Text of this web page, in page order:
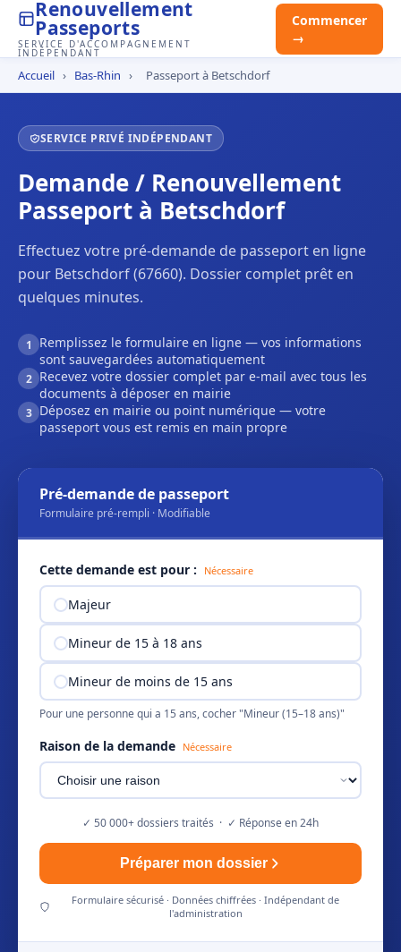
Renouvellement
Passeports
SERVICE D'ACCOMPAGNEMENT
INDÉPENDANT
Commencer
→
Accueil › Bas-Rhin › Passeport à Betschdorf
SERVICE PRIVÉ INDÉPENDANT
Demande / Renouvellement
Passeport à Betschdorf
Effectuez votre pré-demande de passeport en ligne
pour Betschdorf (67660). Dossier complet prêt en
quelques minutes.
1
Remplissez le formulaire en ligne — vos informations
sont sauvegardées automatiquement
2 Recevez votre dossier complet par e-mail avec tous les
documents à déposer en mairie
3 Déposez en mairie ou point numérique — votre
passeport vous est remis en main propre
Pré-demande de passeport
Formulaire pré-rempli · Modifiable
Cette demande est pour : Nécessaire
Majeur
Mineur de 15 à 18 ans
Mineur de moins de 15 ans
Pour une personne qui a 15 ans, cocher "Mineur (15–18 ans)"
Raison de la demande Nécessaire
✓ 50 000+ dossiers traités · ✓ Réponse en 24h
Préparer mon dossier
Formulaire sécurisé · Données chiffrées · Indépendant de
l'administration